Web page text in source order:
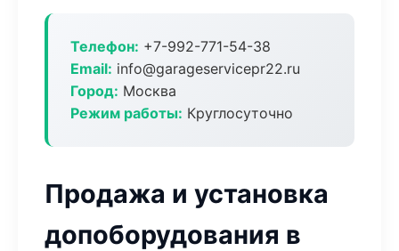
Телефон: +7-992-771-54-38
Email: info@garageservicepr22.ru
Город: Москва
Режим работы: Круглосуточно
Продажа и установка
допоборудования в